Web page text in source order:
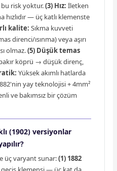
risk yoktur.(3) Hız: İletken
— üç katlı klemenste
kalite: Sıkma kuvveti
direnci/ısınma) veya aşırı
olmaz.(5) Düşük temas
bakır köprü → düşük direnç,
Yüksek akımlı hatlarda
yay teknolojisi + 4mm²
ve bakımsız bir çözüm
(1902) versiyonlar
üç varyant sunar:(1) 1882